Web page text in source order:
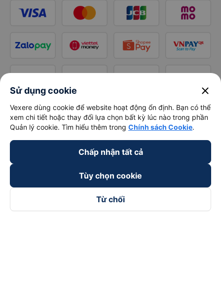
Sử dụng cookie close
Vexere dùng cookie để website hoạt động ổn định. Bạn có thể
xem chi tiết hoặc thay đổi lựa chọn bất kỳ lúc nào trong phần
Quản lý cookie. Tìm hiểu thêm trong Chính sách Cookie.
Chấp nhận tất cả
Tùy chọn cookie
Từ chối